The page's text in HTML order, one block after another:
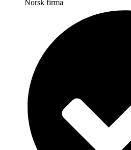
Norsk firma